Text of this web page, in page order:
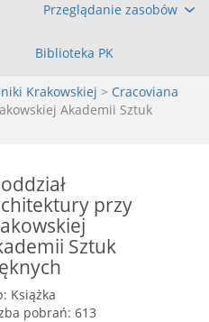
Przeglądanie zasobów
Biblioteka PK
Krakowskiej > Cracoviana
Akademii Sztuk
przy
Sztuk
Książka
pobrań: 613